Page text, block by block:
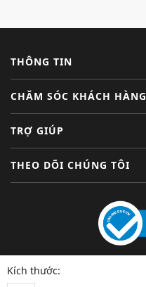
Kích thước:
THÔNG TIN
CHĂM SÓC KHÁCH HÀNG
TRỢ GIÚP
THEO DÕI CHÚNG TÔI